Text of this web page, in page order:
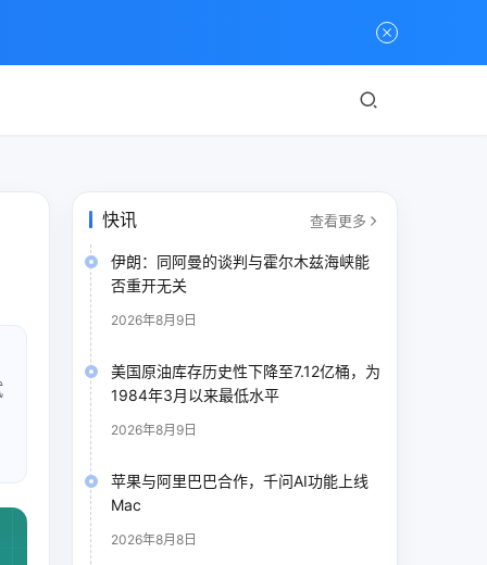
快讯 查看更多
伊朗：同阿曼的谈判与霍尔木兹海峡能
否重开无关
2026年8月9日
美国原油库存历史性下降至7.12亿桶，为
1984年3月以来最低水平
2026年8月9日
苹果与阿里巴巴合作，千问AI功能上线
Mac
2026年8月8日